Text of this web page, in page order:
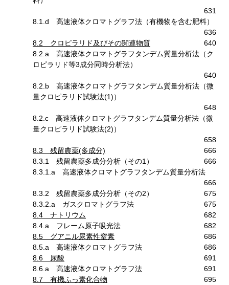
631
8.1.d 高速液体クロマトグラフ法（有機物を含む肥料）
636
8.2 クロピラリド及びその関連物質
640
8.2.a 高速液体クロマトグラフタンデム質量分析法（ク
ロピラリド等3成分同時分析法）
640
8.2.b 高速液体クロマトグラフタンデム質量分析法（微
量クロピラリド試験法(1)）
648
8.2.c 高速液体クロマトグラフタンデム質量分析法（微
量クロピラリド試験法(2)）
658
8.3 残留農薬(多成分)
666
8.3.1 残留農薬多成分分析（その1）
666
8.3.1.a 高速液体クロマトグラフタンデム質量分析法
666
8.3.2 残留農薬多成分分析（その2）
675
8.3.2.a ガスクロマトグラフ法
675
8.4 ナトリウム
682
8.4.a フレーム原子吸光法
682
8.5 グアニル尿素性窒素
686
8.5.a 高速液体クロマトグラフ法
686
8.6 尿酸
691
8.6.a 高速液体クロマトグラフ法
691
8.7 有機ふっ素化合物
695